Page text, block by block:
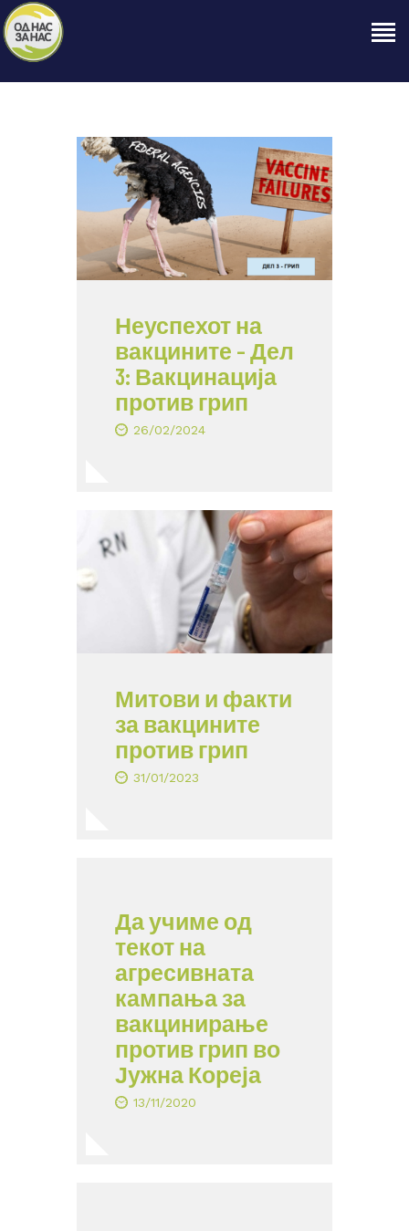
ЗА НАС
НАШЕ ПРАВО
ОБЈАВИ
ПРОЕКТИ
КОНТАКТ
Неуспехот на
вакцините – Дел
3: Вакцинација
против грип
26/02/2024
Митови и факти
за вакцините
против грип
31/01/2023
Да учиме од
текот на
агресивната
кампања за
вакцинирање
против грип во
Јужна Кореја
13/11/2020